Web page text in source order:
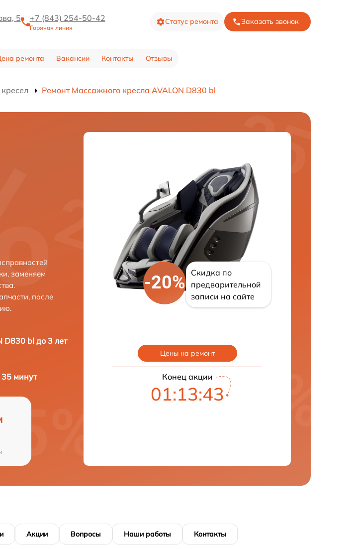
5 +7 (843) 254-50-42
Горячая линия
Статус ремонта Заказать звонок
ремонта Вакансии Контакты Отзывы
Ремонт Массажного кресла AVALON D830 bl
заменяем
после
D830 bl до 3 лет
35 минут
-20%
Скидка по
предварительной
записи на сайте
Цены на ремонт
Конец акции
01:13:42
Акции Вопросы Наши работы Контакты